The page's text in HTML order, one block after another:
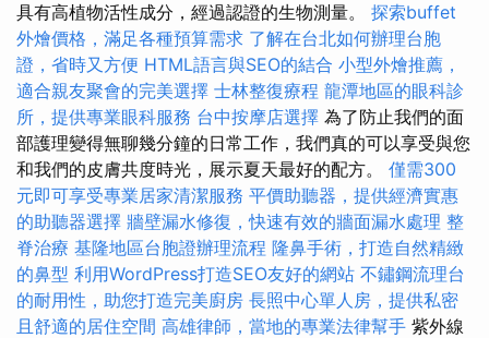
具有高植物活性成分，經過認證的生物測量。 探索buffet
外燴價格，滿足各種預算需求 了解在台北如何辦理台胞
證，省時又方便 HTML語言與SEO的結合 小型外燴推薦，
適合親友聚會的完美選擇 士林整復療程 龍潭地區的眼科診
所，提供專業眼科服務 台中按摩店選擇 為了防止我們的面
部護理變得無聊幾分鐘的日常工作，我們真的可以享受與您
和我們的皮膚共度時光，展示夏天最好的配方。 僅需300
元即可享受專業居家清潔服務 平價助聽器，提供經濟實惠
的助聽器選擇 牆壁漏水修復，快速有效的牆面漏水處理 整
脊治療 基隆地區台胞證辦理流程 隆鼻手術，打造自然精緻
的鼻型 利用WordPress打造SEO友好的網站 不鏽鋼流理台
的耐用性，助您打造完美廚房 長照中心單人房，提供私密
且舒適的居住空間 高雄律師，當地的專業法律幫手 紫外線